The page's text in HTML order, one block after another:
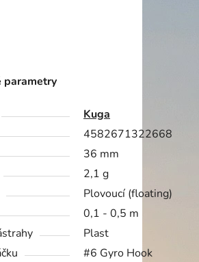
parametry
Kuga
4582671322668
36 mm
2,1 g
Plovoucí (floating)
0,1 - 0,5 m
Plast
#6 Gyro Hook